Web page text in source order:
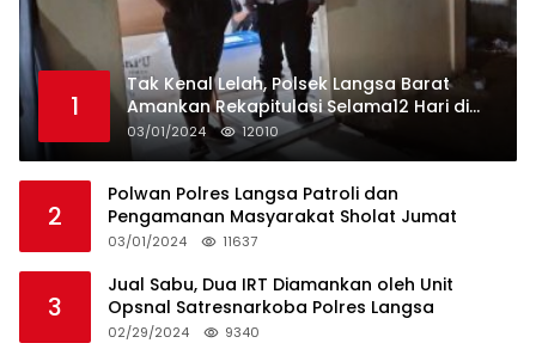
1
Tak Kenal Lelah, Polsek Langsa Barat
Amankan Rekapitulasi Selama12 Hari di
Kecamatan Baro
03/01/2024 12010
2
Polwan Polres Langsa Patroli dan
Pengamanan Masyarakat Sholat Jumat
03/01/2024 11637
3
Jual Sabu, Dua IRT Diamankan oleh Unit
Opsnal Satresnarkoba Polres Langsa
02/29/2024 9340